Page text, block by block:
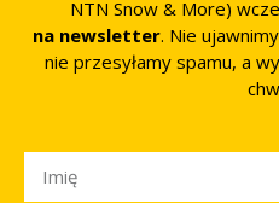
NTN Snow & More)
na newsletter. Nie
nie przesyłamy spamu, a